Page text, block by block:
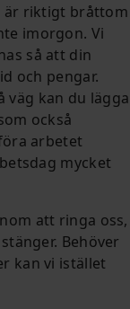
är riktigt bråttom
imorgon. Vi
så att din
och pengar.
väg kan du lägga
också
arbetet
mycket
att ringa oss,
Behöver
kan vi istället